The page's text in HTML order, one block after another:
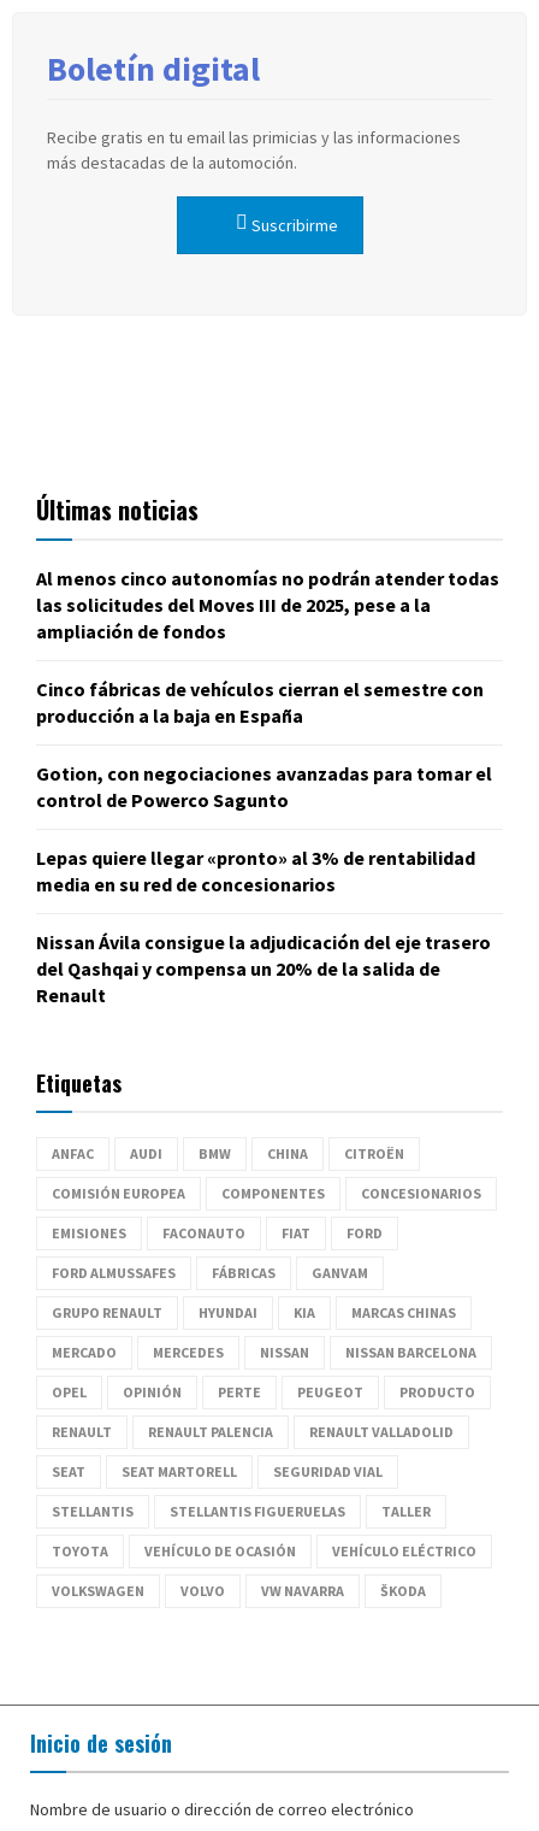
Boletín digital
Recibe gratis en tu email las primicias y las informaciones
más destacadas de la automoción.
Suscribirme
Últimas noticias
Al menos cinco autonomías no podrán atender todas
las solicitudes del Moves III de 2025, pese a la
ampliación de fondos
Cinco fábricas de vehículos cierran el semestre con
producción a la baja en España
Gotion, con negociaciones avanzadas para tomar el
control de Powerco Sagunto
Lepas quiere llegar «pronto» al 3% de rentabilidad
media en su red de concesionarios
Nissan Ávila consigue la adjudicación del eje trasero
del Qashqai y compensa un 20% de la salida de
Renault
Etiquetas
ANFAC AUDI BMW CHINA CITROËN
COMISIÓN EUROPEA COMPONENTES CONCESIONARIOS
EMISIONES FACONAUTO FIAT FORD
FORD ALMUSSAFES FÁBRICAS GANVAM
GRUPO RENAULT HYUNDAI KIA MARCAS CHINAS
MERCADO MERCEDES NISSAN NISSAN BARCELONA
OPEL OPINIÓN PERTE PEUGEOT PRODUCTO
RENAULT RENAULT PALENCIA RENAULT VALLADOLID
SEAT SEAT MARTORELL SEGURIDAD VIAL
STELLANTIS STELLANTIS FIGUERUELAS TALLER
TOYOTA VEHÍCULO DE OCASIÓN VEHÍCULO ELÉCTRICO
VOLKSWAGEN VOLVO VW NAVARRA ŠKODA
Inicio de sesión
Nombre de usuario o dirección de correo electrónico